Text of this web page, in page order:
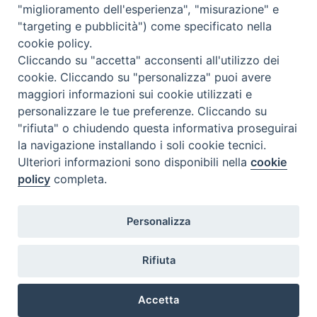
In allegato iProspetti riepilogativie le Domande di Iscrizione
2025-26 - DFP pieghevole Corsi Agg.to
2025-26 - DFP pieghevole Webinar II_sem
2025-2026 Iscriz.Corsi DFP 2sem_compilabile
2025-2026 Iscriz.Webinar DFP_II_sem_comp
Cavalieri del Santo Sepolcro 3 - Milano
"miglioramento dell'esperienza", "misurazione" e
"targeting e pubblicità") come specificato nella
cookie policy.
Cliccando su "accetta" acconsenti all'utilizzo dei
cookie. Cliccando su "personalizza" puoi avere
maggiori informazioni sui cookie utilizzati e
personalizzare le tue preferenze. Cliccando su
"rifiuta" o chiudendo questa informativa proseguirai
la navigazione installando i soli cookie tecnici.
Ulteriori informazioni sono disponibili nellacookie
policy completa.
Personalizza
Rifiuta
Accetta